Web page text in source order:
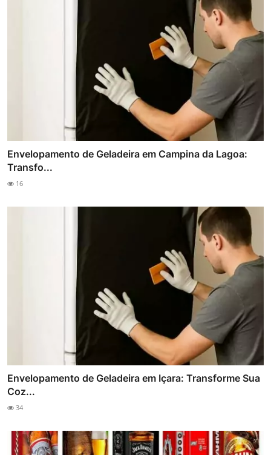
Envelopamento de Geladeira em Campina da Lagoa:
Transfo...
16
Envelopamento de Geladeira em Içara: Transforme Sua
Coz...
34